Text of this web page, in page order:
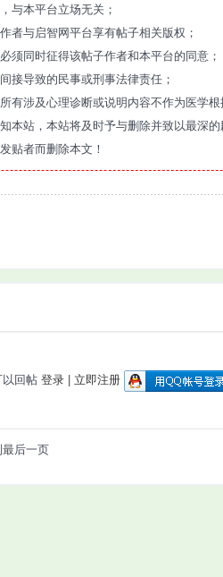
与本平台立场无关；
者与启智网平台享有帖子相关版权；
须同时征得该帖子作者和本平台的同意；
接导致的民事或刑事法律责任；
有涉及心理诊断或说明内容不作为医学
本站，本站将及时予与删除并致以最深的
贴者而删除本文！
以回帖 登录 立即注册
最后一页